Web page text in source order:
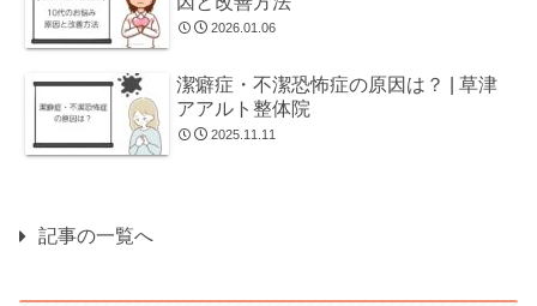
2026.01.06
潔癖症・不潔恐怖症の原因は？ | 草津
アアルト整体院
2025.11.11
記事の一覧へ